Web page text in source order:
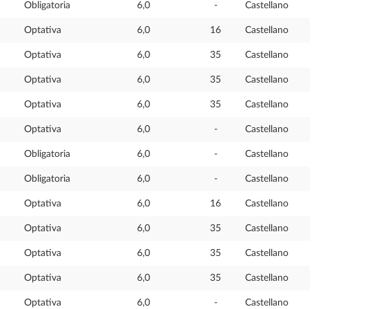
Obligatoria 6,0 - Castellano
Optativa 6,0 16 Castellano
Optativa 6,0 35 Castellano
Optativa 6,0 35 Castellano
Optativa 6,0 35 Castellano
Optativa 6,0 - Castellano
Obligatoria 6,0 - Castellano
Obligatoria 6,0 - Castellano
Optativa 6,0 16 Castellano
Optativa 6,0 35 Castellano
Optativa 6,0 35 Castellano
Optativa 6,0 35 Castellano
Optativa 6,0 - Castellano